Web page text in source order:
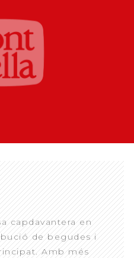
capdavantera en
de begudes i
Amb més